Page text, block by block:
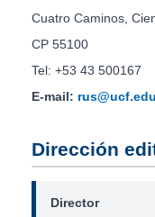
Cuatro Caminos,
CP 55100
Tel: +53 43 500167
E-mail:
Dirección
Director